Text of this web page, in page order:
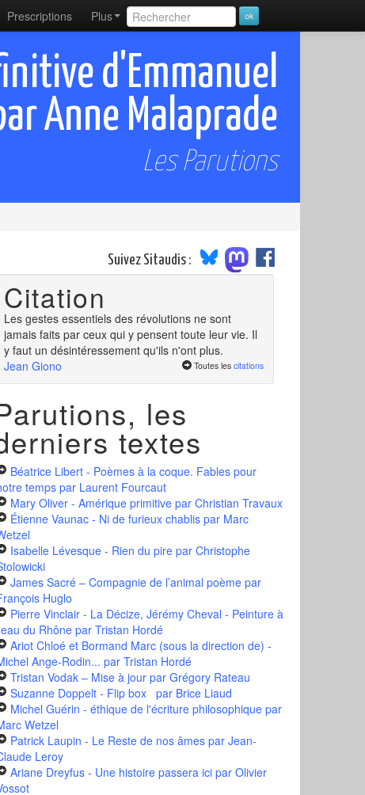
Prescriptions Plus
d'Emmanuel
Anne Malaprade
Les Parutions
Suivez Sitaudis :
Citation
Les gestes essentiels des révolutions ne sont
jamais faits par ceux qui y pensent toute leur vie. Il
y faut un désintéressement qu'ils n'ont plus.
Jean Giono
Toutes les citations
les
textes
Béatrice Libert - Poèmes à la coque. Fables pour
tempspar Laurent Fourcaut
Mary Oliver - Amérique primitivepar Christian Travaux
Étienne Vaunac - Ni de furieux chablispar Marc
Isabelle Lévesque - Rien du pirepar Christophe
James Sacré – Compagnie de l’animal poèmepar
Huglo
Pierre Vinclair - La Décize, Jérémy Cheval - Peinture à
du Rhônepar Tristan Hordé
Ariot Chloé et Bormand Marc (sous la direction de) -
Ange-Rodin... par Tristan Hordé
Tristan Vodak – Mise à jourpar Grégory Rateau
Suzanne Doppelt - Flip box par Brice Liaud
Michel Guérin - éthique de l'écriture philosophiquepar
Wetzel
Patrick Laupin - Le Reste de nos âmespar Jean-
Leroy
Ariane Dreyfus - Une histoire passera icipar Olivier